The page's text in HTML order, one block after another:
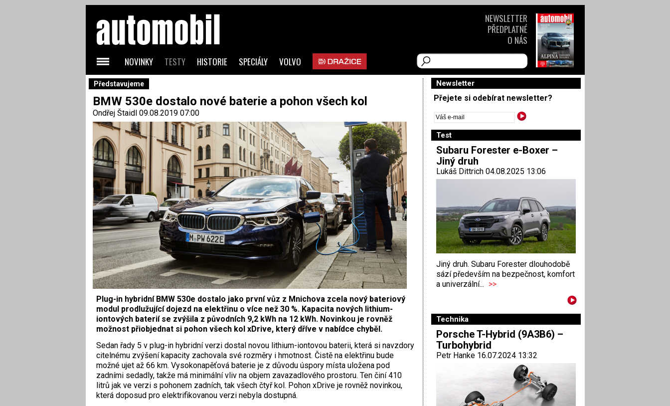
Představujeme
BMW 530e dostalo nové baterie a pohon všech kol
Ondřej Štaidl09.08.2019 07:00
Plug-in hybridní BMW 530e dostalo jako první vůz z Mnichova zcela nový bateriový
modul prodlužující dojezd na elektřinu o více než 30 %. Kapacita nových lithium-
iontových baterií se zvýšila z původních 9,2 kWh na 12 kWh. Novinkou je rovněž
možnost přiobjednat si pohon všech kol xDrive, který dříve v nabídce chyběl.
Sedan řady 5 v plug-in hybridní verzi dostal novou lithium-iontovou baterii, která si navzdory
citelnému zvýšení kapacity zachovala své rozměry i hmotnost. Čistě na elektřinu bude
možné ujet až 66 km. Vysokonapěťová baterie je z důvodu úspory místa uložena pod
zadními sedadly, takže má minimální vliv na objem zavazadlového prostoru. Ten činí 410
litrů jak ve verzi s pohonem zadních, tak všech čtyř kol. Pohon xDrive je rovněž novinkou,
která doposud pro elektrifikovanou verzi nebyla dostupná.
Newsletter
Přejete si odebírat newsletter?
Test
Subaru Forester e-Boxer –
Jiný druh
Lukáš Dittrich 04.08.2025 13:06
Jiný druh. Subaru Forester dlouhodobě
sází především na bezpečnost, komfort
a univerzální... >>
Technika
Porsche T-Hybrid (9A3B6) –
Turbohybrid
Petr Hanke 16.07.2024 13:32
NOVINKY TESTY HISTORIE SPECIÁLY VOLVO
NEWSLETTER
PŘEDPLATNÉ
O NÁS